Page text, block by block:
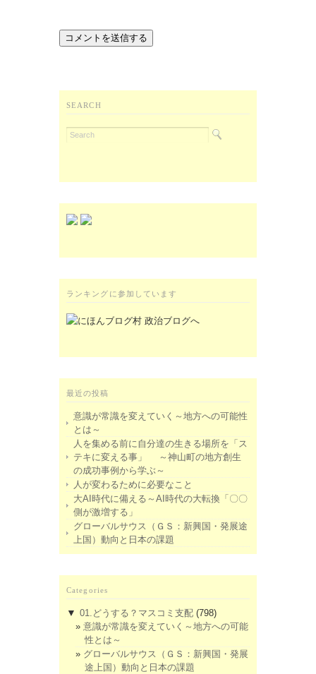
SEARCH
ランキングに参加しています
最近の投稿
意識が常識を変えていく～地方への可能性
とは～
人を集める前に自分達の生きる場所を「ス
テキに変える事」 ～神山町の地方創生
の成功事例から学ぶ～
人が変わるために必要なこと
大AI時代に備える～AI時代の大転換「〇〇
側が激増する」
グローバルサウス（ＧＳ：新興国・発展途
上国）動向と日本の課題
Categories
▼ 01.どうする？マスコミ支配 (798)
意識が常識を変えていく～地方への可能
性とは～
グローバルサウス（ＧＳ：新興国・発展
途上国）動向と日本の課題